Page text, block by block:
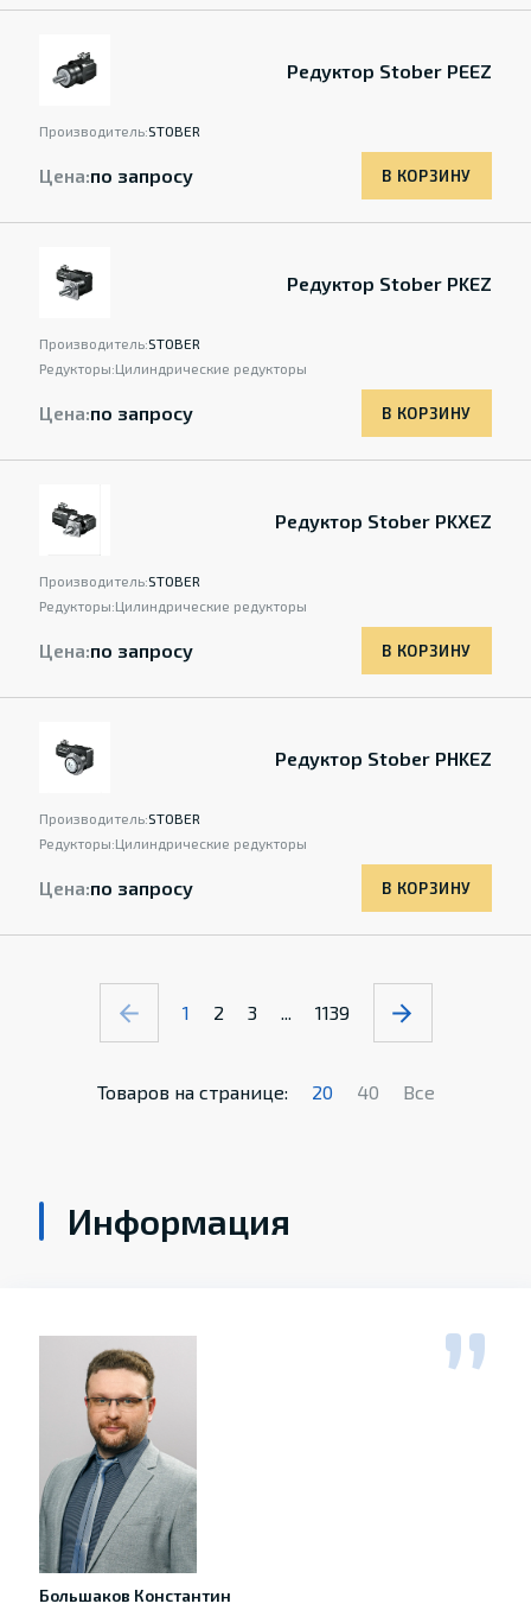
Редуктор Stober PEEZ
Производитель:STOBER
Цена:по запросу В КОРЗИНУ
Редуктор Stober PKEZ
Производитель:STOBER
Редукторы:Цилиндрические редукторы
Цена:по запросу В КОРЗИНУ
Редуктор Stober PKXEZ
Производитель:STOBER
Редукторы:Цилиндрические редукторы
Цена:по запросу В КОРЗИНУ
Редуктор Stober PHKEZ
Производитель:STOBER
Редукторы:Цилиндрические редукторы
Цена:по запросу В КОРЗИНУ
1 2 3 ... 1139
Товаров на странице: 20 40 Все
Информация
Большаков Константин